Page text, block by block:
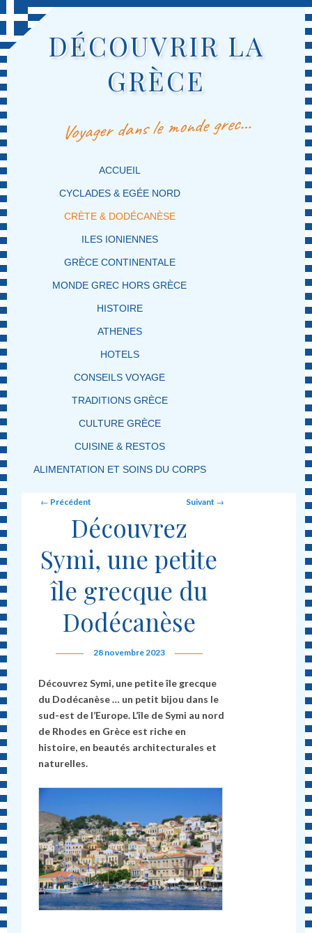
DÉCOUVRIR LA
GRÈCE
Voyager dans le monde grec…
MENU PRINCIPAL
MASQUER LA NAVIGATION PRINCIPALE
MASQUER LA NAVIGATION SECONDAIRE
ACCUEIL
CYCLADES & EGÉE NORD
CRÈTE & DODÉCANÈSE
ILES IONIENNES
GRÈCE CONTINENTALE
MONDE GREC HORS GRÈCE
HISTOIRE
ATHENES
HOTELS
CONSEILS VOYAGE
TRADITIONS GRÈCE
CULTURE GRÈCE
CUISINE & RESTOS
ALIMENTATION ET SOINS DU CORPS
Post navigation
← Précédent Suivant →
Découvrez
Symi, une petite
île grecque du
Dodécanèse
28 novembre 2023
Découvrez Symi, une petite île grecque
du Dodécanèse … un petit bijou dans le
sud-est de l’Europe. L’île de Symi au nord
de Rhodes en Grèce est riche en
histoire, en beautés architecturales et
naturelles.